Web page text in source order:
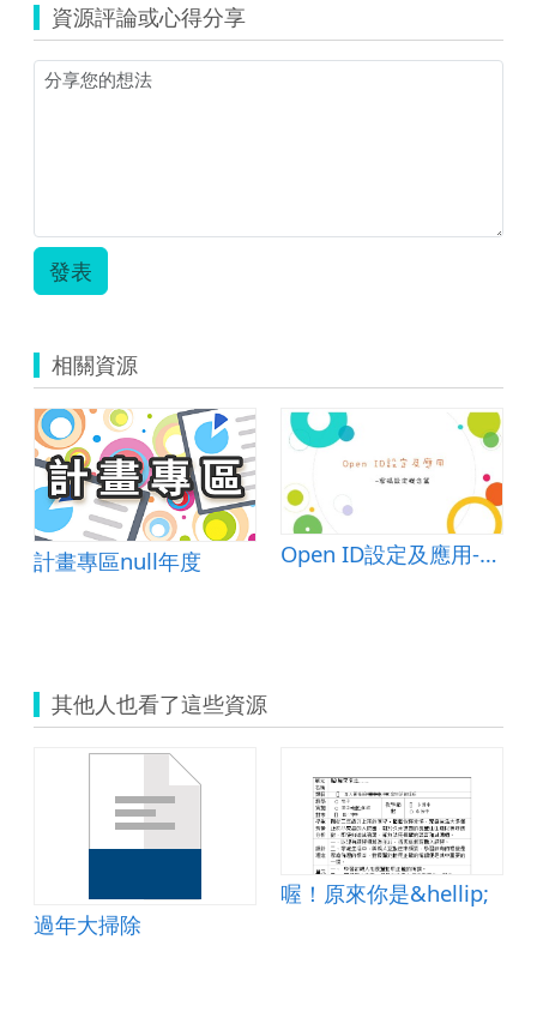
資源評論或心得分享
發表
相關資源
計畫專區null年度
Open ID設定及應用-密碼設定概念篇
其他人也看了這些資源
過年大掃除
喔！原來你是&hellip;